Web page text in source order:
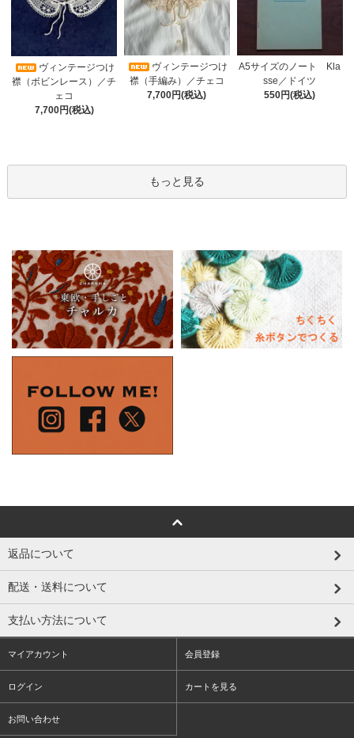
ヴィンテージつけ
襟（ボビンレース）／チ
ェコ
7,700円(税込)
ヴィンテージつけ
襟（手編み）／チェコ
7,700円(税込)
A5サイズのノート Kla
sse／ドイツ
550円(税込)
もっと見る
返品について
配送・送料について
支払い方法について
マイアカウント 会員登録
ログイン カートを見る
お問い合わせ